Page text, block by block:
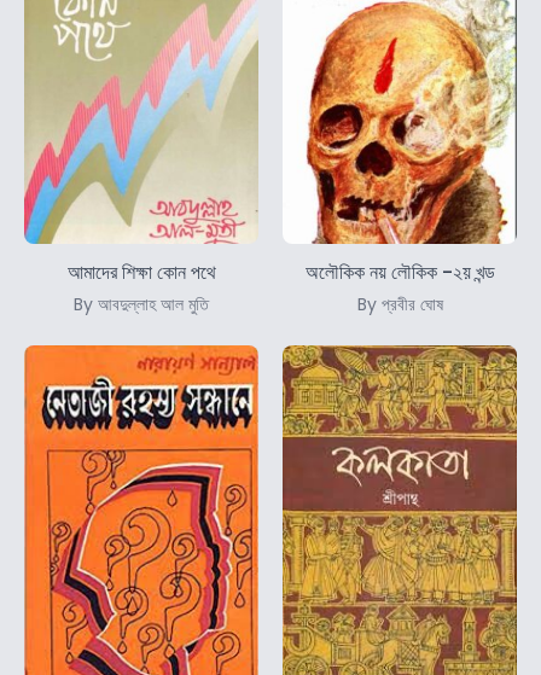
আমাদের শিক্ষা কোন পথে
By আবদুল্লাহ আল মুতি
অলৌকিক নয় লৌকিক -২য় খন্ড
By প্রবীর ঘোষ